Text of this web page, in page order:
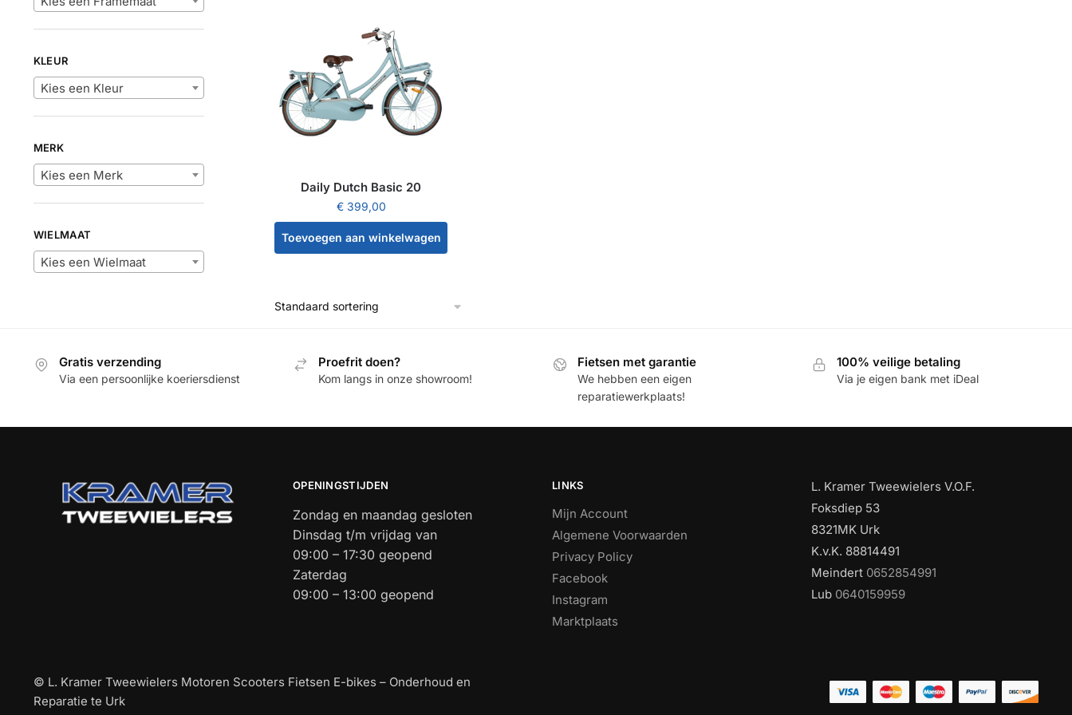
Daily Dutch Basic 20
€399,00
Toevoegen aan winkelwagen
KLEUR
Kies een Kleur
MERK
Kies een Merk
WIELMAAT
Kies een Wielmaat
Gratis verzending
Via een persoonlijke koeriersdienst
Proefrit doen?
Kom langs in onze showroom!
Fietsen met garantie
We hebben een eigen
reparatiewerkplaats!
100% veilige betaling
Via je eigen bank met iDeal
OPENINGSTIJDEN
Zondag en maandag gesloten
Dinsdag t/m vrijdag van
09:00 – 17:30 geopend
Zaterdag
09:00 – 13:00 geopend
LINKS
Mijn Account
Algemene Voorwaarden
Privacy Policy
Facebook
Instagram
Marktplaats
L. Kramer Tweewielers V.O.F.
Foksdiep 53
8321MK Urk
K.v.K. 88814491
Meindert 0652854991
Lub 0640159959
© L. Kramer Tweewielers Motoren Scooters Fietsen E-bikes – Onderhoud en
Reparatie te Urk